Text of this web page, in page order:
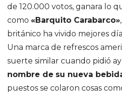
de 120.000 votos, ganara lo
como «Barquito Carabarco»
británico ha vivido mejores
Una marca de refrescos
suerte similar cuando pidió
nombre de su nueva
puestos se colaron cosas